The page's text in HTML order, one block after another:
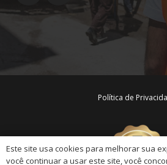
Política de
Este site usa cookies para melhorar sua
você continuar a usar este site, você